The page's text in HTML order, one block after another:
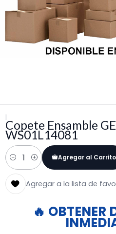
|
Copete Ensamble
WS01L14081
Cantidad
Agregar al Carrito
Agregar a la lista de
🔥 OBTENER